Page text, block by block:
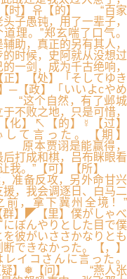
【时】유【的】 “百家
子愚钝，用了一辈子，
理。”郑玄喘了口气。
助，真正的另有其人，
时候，史阿就从没想过
一剑，成为千古绝响，
】【处】「そしてゆき
─【政】「いいよcやめ
“这个自然，有了邺城
不败之地，只是可惜，
化】↖【的】☿【过】
て言った。【期】
本贾诩是能赢得，
打成和棋，吕布眯眼看
让我。”【可】【所】
准备反攻，另外命甘兴
，我会调逐日、白马二
前，拿下冀州全境！”
】◤【里】僕がしゃべ
ぼんやりとした目で僕
彼がいささかなりとも
できなかった。【，】
イコさんに言った。
疑】❅【问】 “燕人张